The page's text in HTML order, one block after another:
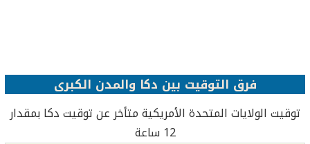
فرق التوقيت بين دكا والمدن الكبرى
توقيت الولايات المتحدة الأمريكية متأخر عن توقيت دكا بمقدار
12 ساعة